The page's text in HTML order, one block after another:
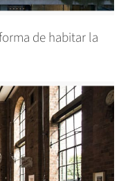
de habitar la